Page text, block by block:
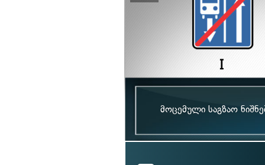
მოცემული საგზაო